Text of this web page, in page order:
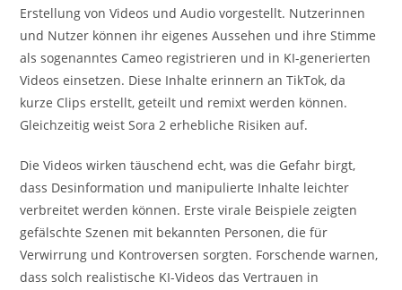
Erstellung von Videos und Audio vorgestellt. Nutzerinnen
und Nutzer können ihr eigenes Aussehen und ihre Stimme
als sogenanntes Cameo registrieren und in KI-generierten
Videos einsetzen. Diese Inhalte erinnern an TikTok, da
kurze Clips erstellt, geteilt und remixt werden können.
Gleichzeitig weist Sora 2 erhebliche Risiken auf.
Die Videos wirken täuschend echt, was die Gefahr birgt,
dass Desinformation und manipulierte Inhalte leichter
verbreitet werden können. Erste virale Beispiele zeigten
gefälschte Szenen mit bekannten Personen, die für
Verwirrung und Kontroversen sorgten. Forschende warnen,
dass solch realistische KI-Videos das Vertrauen in